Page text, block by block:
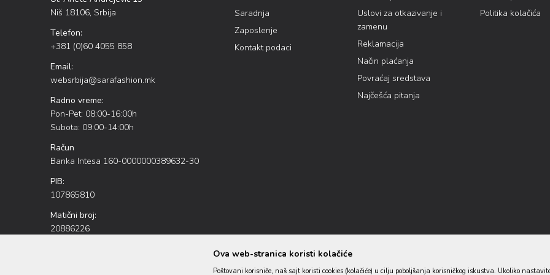
Niš 18106, Srbija
Telefon:
+381 (0)60 4055 858
Email:
websrbija@sarafashion.mk
Radno vreme:
Pon-Pet: 08:00-16:00h
Subota: 09:00-14:00h
Račun
Banka Intesa 160-0000000389632-30
PIB:
107865810
Matični broj:
20886226
Saradnja
Zaposlenje
Kontakt podaci
Uslovi za otkazivanje i
zamenu
Reklamacija
Način plaćanja
Povraćaj sredstava
Najčešća pitanja
Politika kolačića
Ova web-stranica koristi kolačiće
Poštovani korisniče, naš sajt koristi cookies (kolačiće) u cilju poboljšanja korisničkog iskustva. Ukoliko